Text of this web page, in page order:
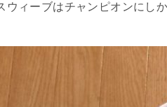
ウィーブはチャンピオンにしか